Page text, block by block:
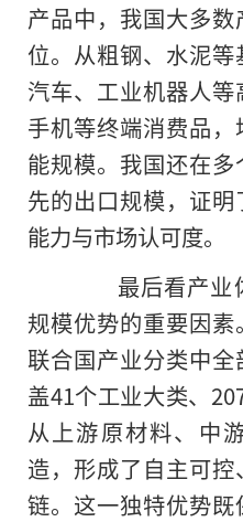
产品中，我国大多
位。从粗钢、水泥
汽车、工业机器人等
手机等终端消费品
能规模。我国还在
先的出口规模，证
能力与市场认可度。
最后看产业
规模优势的重要因
联合国产业分类中
盖41个工业大类、
从上游原材料、中
造，形成了自主可
链。这一独特优势